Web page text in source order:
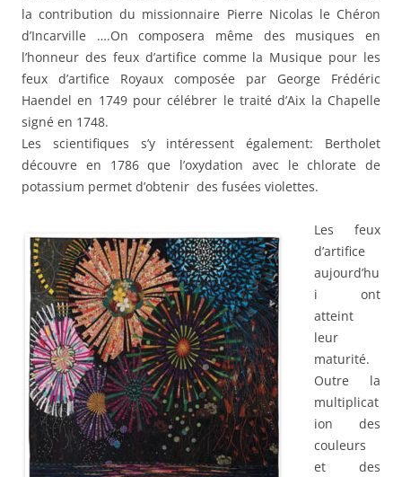
la contribution du missionnaire Pierre Nicolas le Chéron
d’Incarville ….On composera même des musiques en
l’honneur des feux d’artifice comme la Musique pour les
feux d’artifice Royaux composée par George Frédéric
Haendel en 1749 pour célébrer le traité d’Aix la Chapelle
signé en 1748.
Les scientifiques s’y intéressent également: Bertholet
découvre en 1786 que l’oxydation avec le chlorate de
potassium permet d’obtenir des fusées violettes.
Les feux
d’artifice
aujourd’hu
i ont
atteint
leur
maturité.
Outre la
multiplicat
ion des
couleurs
et des